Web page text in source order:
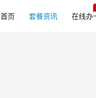
首页 套餐资讯 在线办